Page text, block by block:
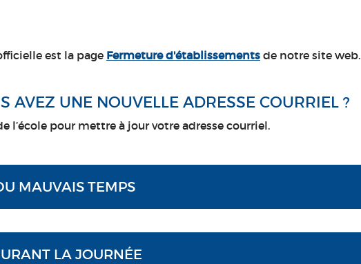
est la page Fermeture d'établissements de notre site web.
AVEZ UNE NOUVELLE ADRESSE COURRIEL ?
l’école pour mettre à jour votre adresse courriel.
MAUVAIS TEMPS
LA JOURNÉE